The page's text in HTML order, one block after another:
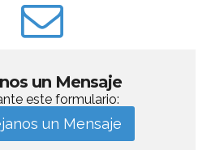
un Mensaje
este formulario:
un Mensaje